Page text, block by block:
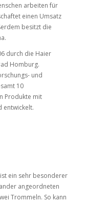
arbeiten für
einen Umsatz
besitzt die
durch die Haier
Homburg.
und
10
Produkte mit
entwickelt.
ein sehr besonderer
angeordneten
Trommeln. So kann